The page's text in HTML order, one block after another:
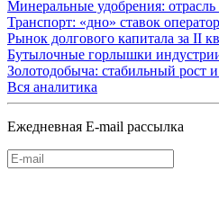
Минеральные удобрения:
Транспорт: «дно» ставок
Рынок долгового капитала за II
Бутылочные горлышки
Золотодобыча: стабильный рост
Вся аналитика
Ежедневная E-mail рассылка